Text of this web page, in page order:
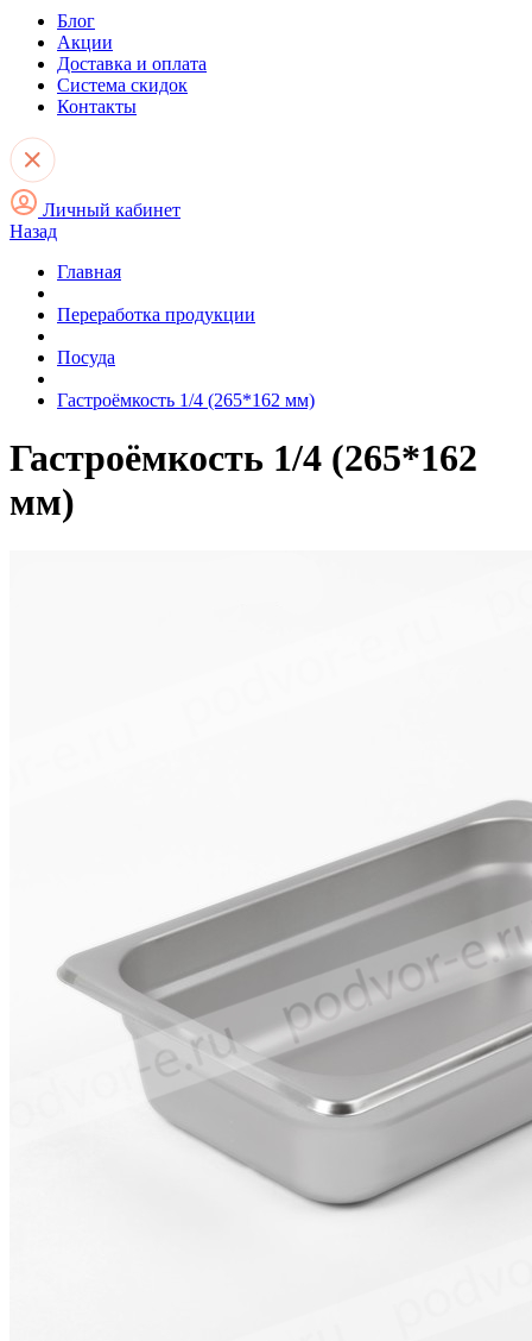
Блог
Акции
Доставка и оплата
Система скидок
Контакты
Личный кабинет
Назад
Главная
Переработка продукции
Посуда
Гастроёмкость 1/4 (265*162 мм)
Гастроёмкость 1/4 (265*162
мм)